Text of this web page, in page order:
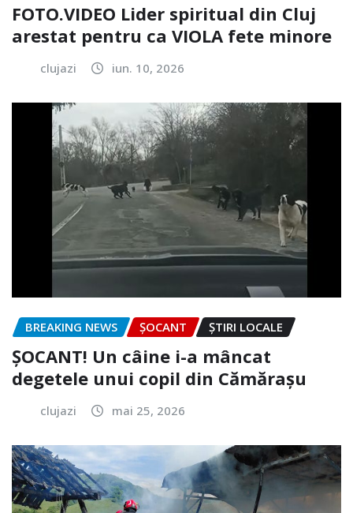
FOTO.VIDEO Lider spiritual din Cluj
arestat pentru ca VIOLA fete minore
clujazi iun. 10, 2026
BREAKING NEWS ȘOCANT ȘTIRI LOCALE
ȘOCANT! Un câine i-a mâncat
degetele unui copil din Cămărașu
clujazi mai 25, 2026